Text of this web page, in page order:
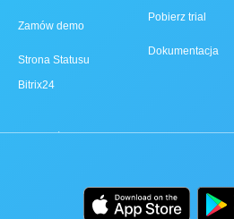
Zamów demo
Strona Statusu
Bitrix24
Pobierz trial
Dokumentacja